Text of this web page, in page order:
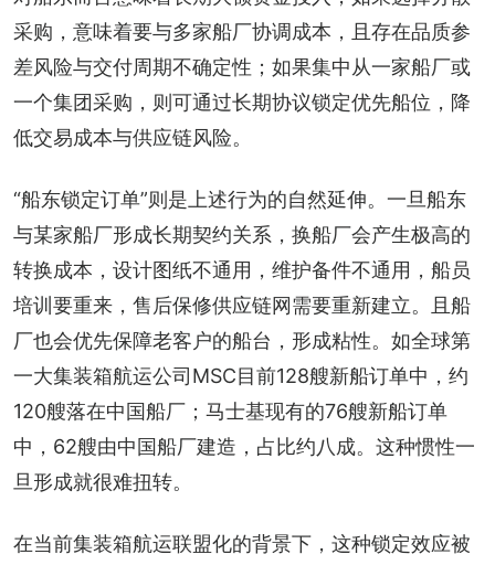
采购，意味着要与多家船厂协调成本，且存在品质参
差风险与交付周期不确定性；如果集中从一家船厂或
一个集团采购，则可通过长期协议锁定优先船位，降
低交易成本与供应链风险。
“船东锁定订单”则是上述行为的自然延伸。一旦船东
与某家船厂形成长期契约关系，换船厂会产生极高的
转换成本，设计图纸不通用，维护备件不通用，船员
培训要重来，售后保修供应链网需要重新建立。且船
厂也会优先保障老客户的船台，形成粘性。如全球第
一大集装箱航运公司MSC目前128艘新船订单中，约
120艘落在中国船厂；马士基现有的76艘新船订单
中，62艘由中国船厂建造，占比约八成。这种惯性一
旦形成就很难扭转。
在当前集装箱航运联盟化的背景下，这种锁定效应被